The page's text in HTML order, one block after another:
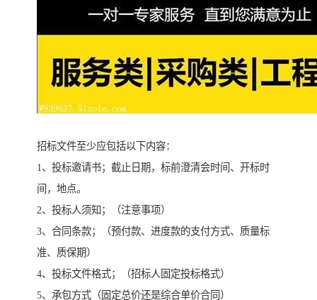
招标文件至少应包括以下内容：
1、投标邀请书；截止日期，标前澄清会时间、开标时
间，地点。
2、投标人须知；（注意事项）
3、合同条款；（预付款、进度款的支付方式、质量标
准、质保期）
4、投标文件格式；（招标人固定投标格式）
5、承包方式（固定总价还是综合单价合同）